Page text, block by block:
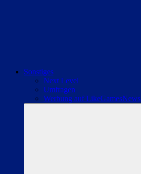
Sonstiges
Next Level
Umfragen
Werbung auf LikeGamesNews